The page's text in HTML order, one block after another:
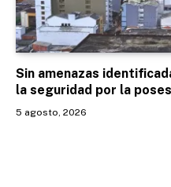
Sin amenazas
la seguridad por la
5 agosto, 2026